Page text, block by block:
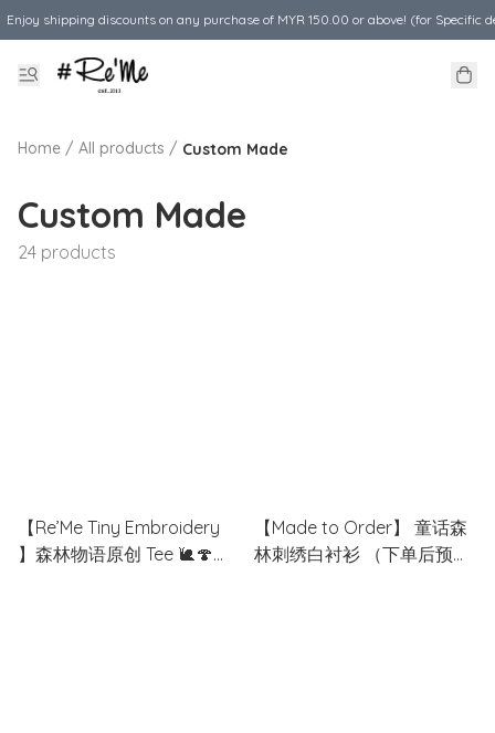
Enjoy shipping discounts on any purchase of MYR 150.00 or above! (for Specific
Home / All products / Custom Made
Custom Made
24 products
【Re’Me Tiny Embroidery
】森林物语原创 Tee 🐌🍄
【Made to Order】 童话森
林刺绣白衬衫 （下单后预计